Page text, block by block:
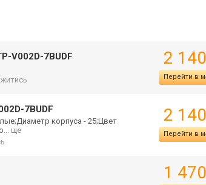
V002D-7BUDF 2 140
Перейти в
7BUDF
корпуса - 25;Цвет
... ще
2 140
Перейти в
1 470